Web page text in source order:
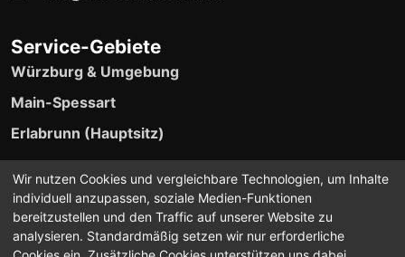
Service-Gebiete
Würzburg & Umgebung
Main-Spessart
Erlabrunn (Hauptsitz)
24/7 Event-Support verfügbar
Wir nutzen Cookies und vergleichbare Technologien, um Inhalte
individuell anzupassen, soziale Medien-Funktionen
bereitzustellen und den Traffic auf unserer Website zu
analysieren. Standardmäßig setzen wir nur erforderliche